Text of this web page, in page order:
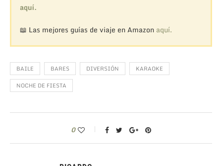
aquí.
📖 Las mejores guías de viaje en Amazon aquí.
BAILE BARES DIVERSIÓN
KARAOKE
NOCHE DE FIESTA
0